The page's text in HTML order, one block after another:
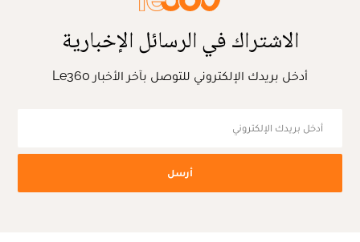
الاشتراك في الرسائل الإخبارية
أدخل بريدك الإلكتروني للتوصل بآخر الأخبار Le360
أرسل